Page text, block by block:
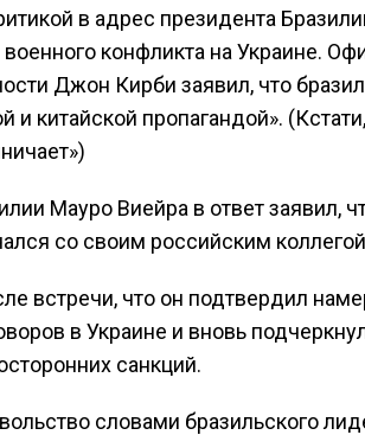
в адрес президента
конфликта на Украине.
Джон Кирби заявил, что
и китайской пропагандой».
Мауро Виейра в ответ заявил,
со своим российским
встречи, что он подтвердил
в Украине и вновь
санкций.
словами бразильского